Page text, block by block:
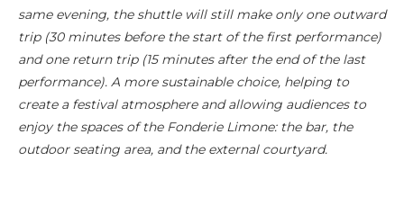
same evening, the shuttle will still make only one outward
trip (30 minutes before the start of the first performance)
and one return trip (15 minutes after the end of the last
performance). A more sustainable choice, helping to
create a festival atmosphere and allowing audiences to
enjoy the spaces of the Fonderie Limone: the bar, the
outdoor seating area, and the external courtyard.